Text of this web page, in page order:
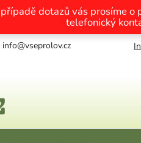
dotazů vás prosíme
telefonický
info@vseprolov.cz